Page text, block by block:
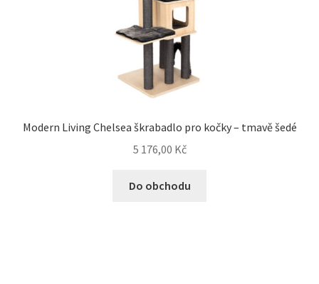
Modern Living Chelsea škrabadlo pro kočky – tmavě šedé
5 176,00 Kč
Do obchodu